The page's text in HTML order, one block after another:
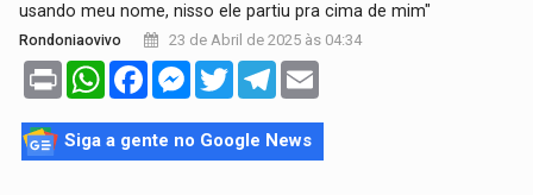
usando meu nome, nisso ele partiu pra cima de mim"
Rondoniaovivo 23 de Abril de 2025 às 04:34
Print WhatsAppFacebookMessenger
TwitterTelegram
Siga a gente no Google News